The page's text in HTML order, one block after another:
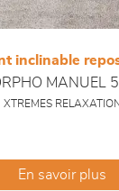
inclinable
MANUEL
XTREMES RELAXATION
En savoir plus